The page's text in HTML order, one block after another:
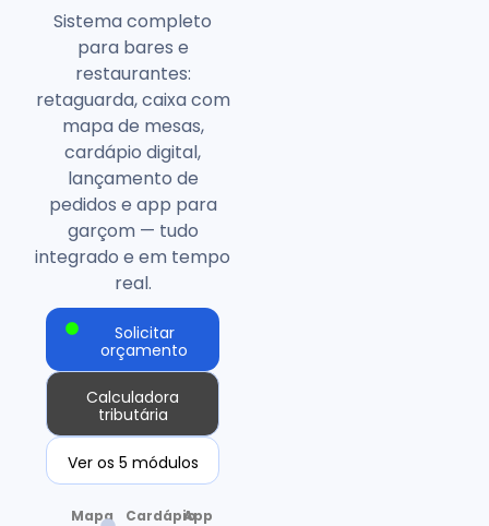
Sistema completo
para bares e
restaurantes:
retaguarda, caixa com
mapa de mesas,
cardápio digital,
lançamento de
pedidos e app para
garçom — tudo
integrado e em tempo
real.
Solicitar
orçamento
Calculadora
tributária
Ver os 5 módulos
Mapa
CardápioApp